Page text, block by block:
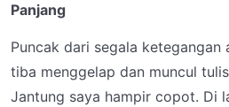
Panjang
Puncak dari segala
tiba menggelap dan muncul
Jantung saya hampir copot. Di